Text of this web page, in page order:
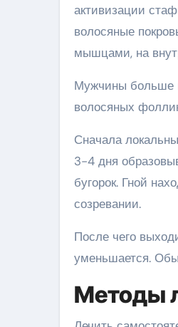
активизации
волосяные
мышцами, на
Мужчины больше
волосяных
Сначала
3-4 дня
бугорок. Гной
созревании.
После чего
уменьшается.
Методы